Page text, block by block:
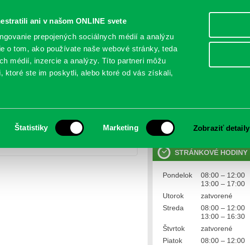
ani v našom ONLINE svete
prepojených sociálnych médií a analýzu
o tom, ako používate naše webové stránky, teda
médií, inzercie a analýzy. Títo partneri môžu
ste im poskytli, alebo ktoré od vás získali,
Štatistiky Marketing Zobraziť detaily
PETRŽALSKÉ KONTO
NOVINY MAPY TLAČIVÁ KONTAKTY
Ochrana osobných údajov
STRÁNKOVÉ HODINY
Pondelok
08:00 – 12:00
13:00 – 17:00
Utorok
zatvorené
Streda
08:00 – 12:00
13:00 – 16:30
Štvrtok
zatvorené
Piatok
08:00 – 12:00